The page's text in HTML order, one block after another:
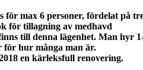
för max 6 personer, fördelat på
för tillagning av medhavd
till denna lägenhet. Man hyr
för hur många man är.
en kärleksfull renovering.